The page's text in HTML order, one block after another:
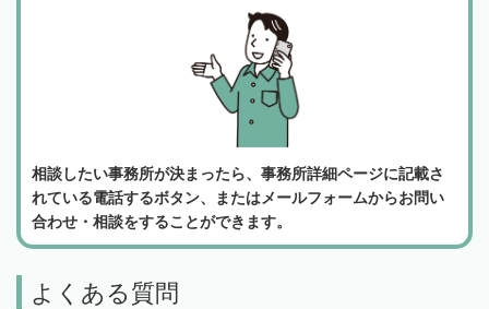
相談したい事務所が決まったら、事務所詳細ページに記載さ
れている電話するボタン、またはメールフォームからお問い
合わせ・相談をすることができます。
よくある質問